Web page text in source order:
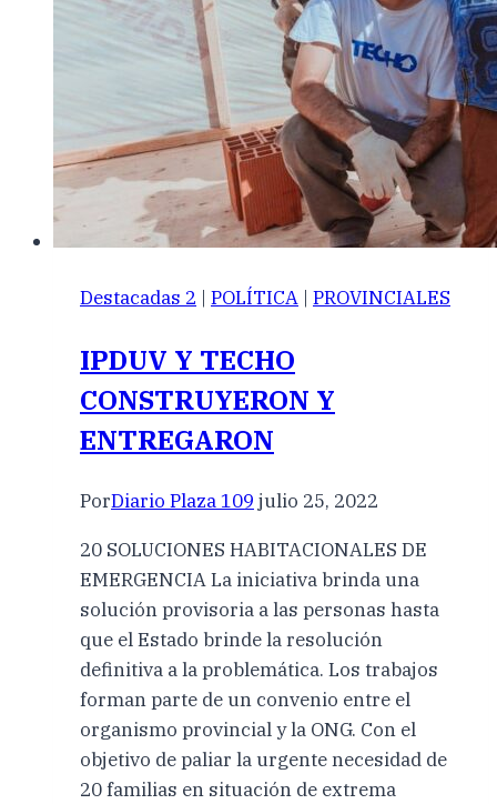
Destacadas 2 | POLÍTICA | PROVINCIALES
IPDUV Y TECHO
CONSTRUYERON Y
ENTREGARON
PorDiario Plaza 109 julio 25, 2022
20 SOLUCIONES HABITACIONALES DE
EMERGENCIA La iniciativa brinda una
solución provisoria a las personas hasta
que el Estado brinde la resolución
definitiva a la problemática. Los trabajos
forman parte de un convenio entre el
organismo provincial y la ONG. Con el
objetivo de paliar la urgente necesidad de
20 familias en situación de extrema